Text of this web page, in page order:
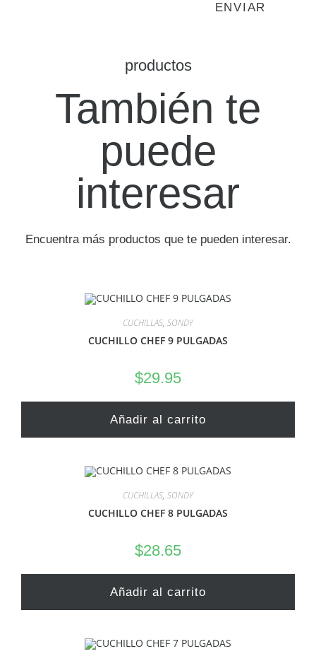
productos
También te
puede
interesar
Encuentra más productos que te pueden interesar.
CUCHILLAS, SONDY
CUCHILLO CHEF 9 PULGADAS
$29.95
Añadir al carrito
CUCHILLAS, SONDY
CUCHILLO CHEF 8 PULGADAS
$28.65
Añadir al carrito